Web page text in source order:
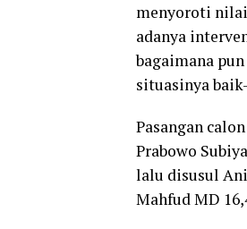
menyoroti nilai
adanya
bagaimana
situasinya
Pasangan
Prabowo
lalu disusul
Mahfud MD